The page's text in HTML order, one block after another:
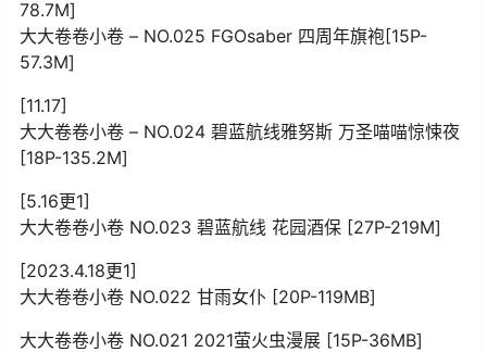
78.7M]
大大卷卷小卷 – NO.025 FGOsaber 四周年旗袍[15P-
57.3M]
[11.17]
大大卷卷小卷 – NO.024 碧蓝航线雅努斯 万圣喵喵惊悚夜
[18P-135.2M]
[5.16更1]
大大卷卷小卷 NO.023 碧蓝航线 花园酒保 [27P-219M]
[2023.4.18更1]
大大卷卷小卷 NO.022 甘雨女仆 [20P-119MB]
大大卷卷小卷 NO.021 2021萤火虫漫展 [15P-36MB]